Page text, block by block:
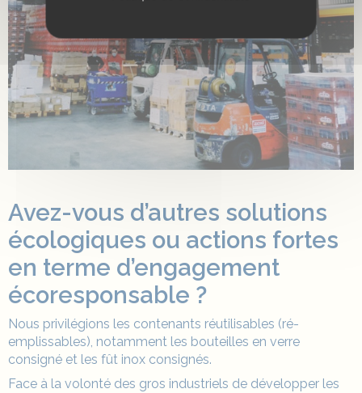
Avez-vous d’autres solutions
écologiques ou actions fortes
en terme d’engagement
écoresponsable ?
Nous privilégions les contenants réutilisables (ré-
emplissables), notamment les bouteilles en verre
consigné et les fût inox consignés.
Face à la volonté des gros industriels de développer les